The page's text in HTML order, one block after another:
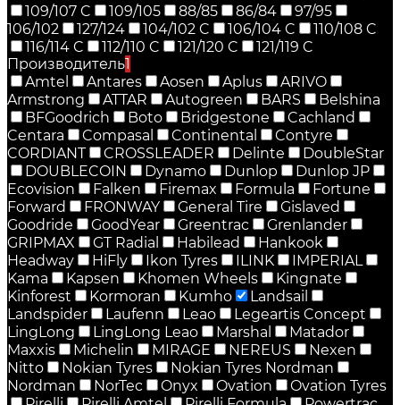
109/107 C
109/105 88/85 86/84
97/95
106/102
127/124 104/102 C 106/104 C
110/108 C
116/114 C
112/110 C 121/120 C
121/119 C
Производитель1
Amtel
Antares Aosen Aplus
ARIVO
Armstrong
ATTAR Autogreen BARS
Belshina
BFGoodrich
Boto Bridgestone
Cachland
Centara
Compasal Continental
Contyre
CORDIANT
CROSSLEADER Delinte
DoubleStar
DOUBLECOIN
Dynamo Dunlop
Dunlop JP
Ecovision
Falken Firemax Formula
Fortune
Forward
FRONWAY General Tire
Gislaved
Goodride
GoodYear Greentrac
Grenlander
GRIPMAX
GT Radial Habilead
Hankook
Headway
HiFly Ikon Tyres ILINK
IMPERIAL
Kama
Kapsen Khomen Wheels
Kingnate
Kinforest
Kormoran Kumho
Landsail
Landspider
Laufenn Leao
Legeartis Concept
LingLong
LingLong Leao Marshal
Matador
Maxxis
Michelin MIRAGE NEREUS
Nexen
Nitto
Nokian Tyres
Nokian Tyres Nordman
Nordman
NorTec Onyx Ovation
Ovation Tyres